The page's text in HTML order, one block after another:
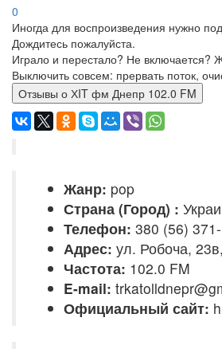
0
Иногда для воспроизведения нужно
Дождитесь пожалуйста.
Играло и перестало? Не включается?
Выключить совсем: прервать поток,
Отзывы о ХIT фм Днепр 102.0 FM
Жанр: pop
Страна (Город) :
Телефон: 380 (56)
Адрес: ул. Робоча,
Частота: 102.0 FM
E-mail:
Официальный сайт: